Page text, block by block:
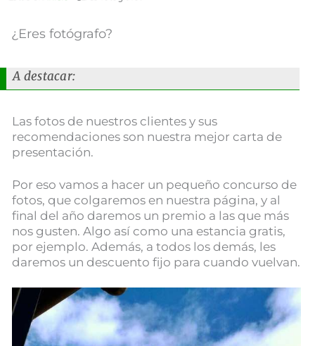
¿Eres fotógrafo?
A destacar:
Las fotos de nuestros clientes y sus
recomendaciones son nuestra mejor carta de
presentación.
Por eso vamos a hacer un pequeño concurso de
fotos, que colgaremos en nuestra página, y al
final del año daremos un premio a las que más
nos gusten. Algo así como una estancia gratis,
por ejemplo. Además, a todos los demás, les
daremos un descuento fijo para cuando vuelvan.